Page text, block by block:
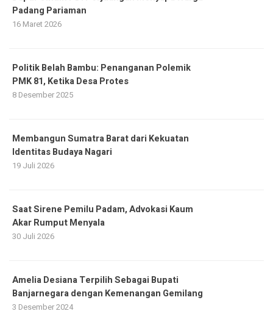
Padang Pariaman
16 Maret 2026
Politik Belah Bambu: Penanganan Polemik
PMK 81, Ketika Desa Protes
8 Desember 2025
Membangun Sumatra Barat dari Kekuatan
Identitas Budaya Nagari
19 Juli 2026
Saat Sirene Pemilu Padam, Advokasi Kaum
Akar Rumput Menyala
30 Juli 2026
Amelia Desiana Terpilih Sebagai Bupati
Banjarnegara dengan Kemenangan Gemilang
3 Desember 2024